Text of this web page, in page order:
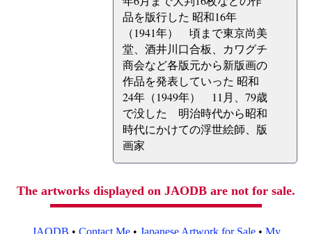
品を版行した 昭和16年
（1941年） 頃まで東京尚美
堂、酒井川口合板、カワグチ
商会など各版元から新版画の
作品を発表していった 昭和
24年（1949年） 11月、79歳
で没した 明治時代から昭和
時代にかけての浮世絵師、版
画家
The artworks displayed on JAODB are not for sale.